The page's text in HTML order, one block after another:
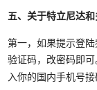
五、关于特立尼达
第一，如果提示登
验证码，改密码即可
入你的国内手机号接